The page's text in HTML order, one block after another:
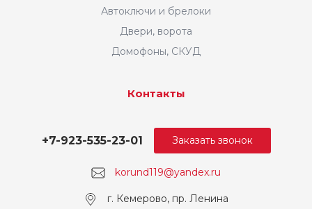
Автоключи и брелоки
Двери, ворота
Домофоны, СКУД
Контакты
korund119@yandex.ru
+7-923-535-23-01
г. Кемерово, пр. Ленина
Заказать звонок